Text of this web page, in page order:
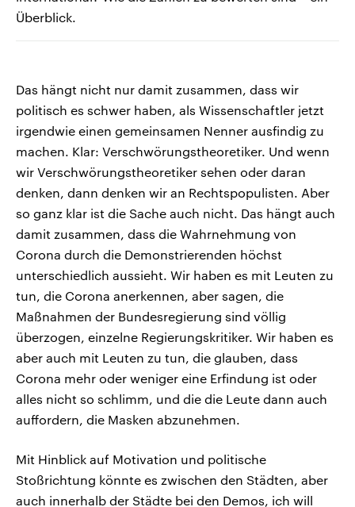
Überblick.
Das hängt nicht nur damit zusammen, dass wir
politisch es schwer haben, als Wissenschaftler jetzt
irgendwie einen gemeinsamen Nenner ausfindig zu
machen. Klar: Verschwörungstheoretiker. Und wenn
wir Verschwörungstheoretiker sehen oder daran
denken, dann denken wir an Rechtspopulisten. Aber
so ganz klar ist die Sache auch nicht. Das hängt auch
damit zusammen, dass die Wahrnehmung von
Corona durch die Demonstrierenden höchst
unterschiedlich aussieht. Wir haben es mit Leuten zu
tun, die Corona anerkennen, aber sagen, die
Maßnahmen der Bundesregierung sind völlig
überzogen, einzelne Regierungskritiker. Wir haben es
aber auch mit Leuten zu tun, die glauben, dass
Corona mehr oder weniger eine Erfindung ist oder
alles nicht so schlimm, und die die Leute dann auch
auffordern, die Masken abzunehmen.
Mit Hinblick auf Motivation und politische
Stoßrichtung könnte es zwischen den Städten, aber
auch innerhalb der Städte bei den Demos, ich will